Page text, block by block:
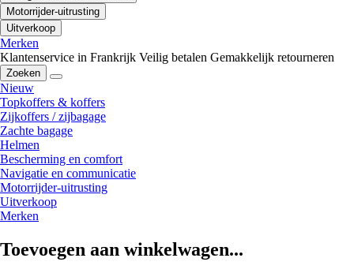
Motorrijder-uitrusting
Uitverkoop
Merken
Klantenservice in Frankrijk Veilig betalen Gemakkelijk retourneren
Zoeken
Nieuw
Topkoffers & koffers
Zijkoffers / zijbagage
Zachte bagage
Helmen
Bescherming en comfort
Navigatie en communicatie
Motorrijder-uitrusting
Uitverkoop
Merken
Toevoegen aan winkelwagen...